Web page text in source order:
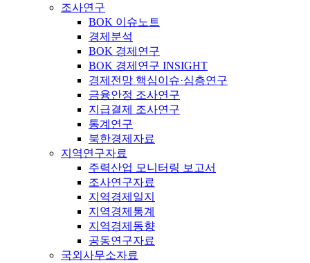
조사연구
BOK 이슈노트
경제분석
BOK 경제연구
BOK 경제연구 INSIGHT
경제전망 핵심이슈·심층연구
금융안정 조사연구
지급결제 조사연구
통계연구
북한경제자료
지역연구자료
주력산업 모니터링 보고서
조사연구자료
지역경제일지
지역경제통계
지역경제동향
공동연구자료
국외사무소자료